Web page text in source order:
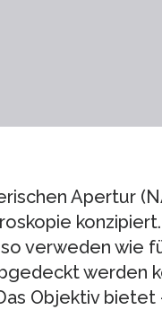
Apertur
konzipiert.
verweden wie
werden
Objektiv bietet